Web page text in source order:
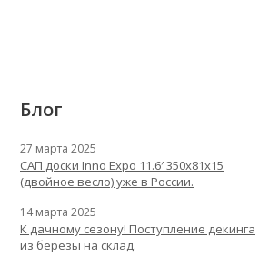
Блог
27 марта 2025
САП доски Inno Expo 11.6′ 350x81x15
(двойное весло) уже в России.
14 марта 2025
К дачному сезону! Поступление декинга
из березы на склад.